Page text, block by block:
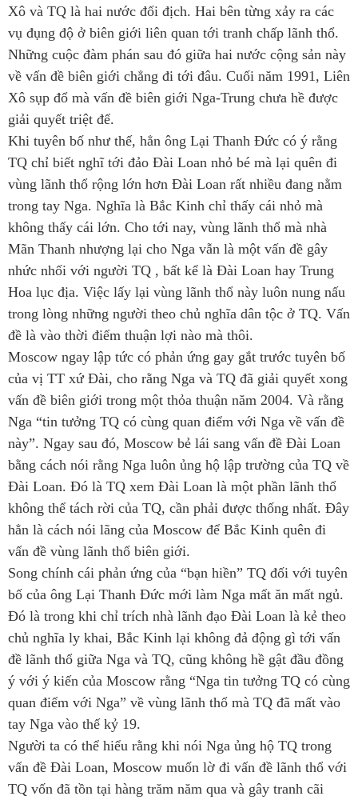
Xô và TQ là hai nước đối địch. Hai bên từng xảy ra các
vụ đụng độ ở biên giới liên quan tới tranh chấp lãnh thổ.
Những cuộc đàm phán sau đó giữa hai nước cộng sản này
về vấn đề biên giới chẳng đi tới đâu. Cuối năm 1991, Liên
Xô sụp đổ mà vấn đề biên giới Nga-Trung chưa hề được
giải quyết triệt để.
Khi tuyên bố như thế, hẳn ông Lại Thanh Đức có ý rằng
TQ chỉ biết nghĩ tới đảo Đài Loan nhỏ bé mà lại quên đi
vùng lãnh thổ rộng lớn hơn Đài Loan rất nhiều đang nằm
trong tay Nga. Nghĩa là Bắc Kinh chỉ thấy cái nhỏ mà
không thấy cái lớn. Cho tới nay, vùng lãnh thổ mà nhà
Mãn Thanh nhượng lại cho Nga vẫn là một vấn đề gây
nhức nhối với người TQ , bất kể là Đài Loan hay Trung
Hoa lục địa. Việc lấy lại vùng lãnh thổ này luôn nung nấu
trong lòng những người theo chủ nghĩa dân tộc ở TQ. Vấn
đề là vào thời điểm thuận lợi nào mà thôi.
Moscow ngay lập tức có phản ứng gay gắt trước tuyên bố
của vị TT xứ Đài, cho rằng Nga và TQ đã giải quyết xong
vấn đề biên giới trong một thỏa thuận năm 2004. Và rằng
Nga “tin tưởng TQ có cùng quan điểm với Nga về vấn đề
này”. Ngay sau đó, Moscow bẻ lái sang vấn đề Đài Loan
bằng cách nói rằng Nga luôn ủng hộ lập trường của TQ về
Đài Loan. Đó là TQ xem Đài Loan là một phần lãnh thổ
không thể tách rời của TQ, cần phải được thống nhất. Đây
hẳn là cách nói lãng của Moscow để Bắc Kinh quên đi
vấn đề vùng lãnh thổ biên giới.
Song chính cái phản ứng của “bạn hiền” TQ đối với tuyên
bố của ông Lại Thanh Đức mới làm Nga mất ăn mất ngủ.
Đó là trong khi chỉ trích nhà lãnh đạo Đài Loan là kẻ theo
chủ nghĩa ly khai, Bắc Kinh lại không đả động gì tới vấn
đề lãnh thổ giữa Nga và TQ, cũng không hề gật đầu đồng
ý với ý kiến của Moscow rằng “Nga tin tưởng TQ có cùng
quan điểm với Nga” về vùng lãnh thổ mà TQ đã mất vào
tay Nga vào thế kỷ 19.
Người ta có thể hiểu rằng khi nói Nga ủng hộ TQ trong
vấn đề Đài Loan, Moscow muốn lờ đi vấn đề lãnh thổ với
TQ vốn đã tồn tại hàng trăm năm qua và gây tranh cãi